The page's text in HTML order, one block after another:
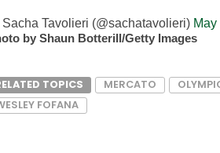
Tavolieri (@sachatavolieri)
by Shaun Botterill/Getty Images
TOPICS MERCATO
FOFANA